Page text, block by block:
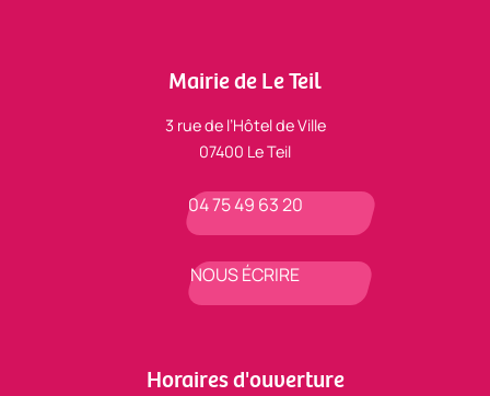
Mairie de Le Teil
3 rue de l’Hôtel de Ville
07400 Le Teil
04 75 49 63 20
NOUS ÉCRIRE
Horaires d'ouverture